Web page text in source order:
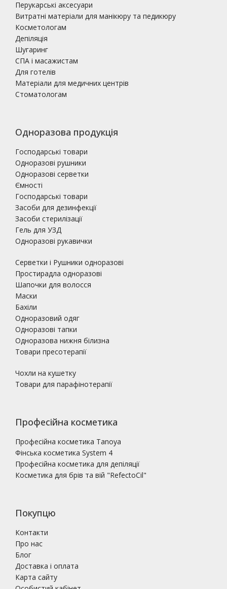
Перукарські аксесуари
Витратні матеріали для манікюру та педикюру
Косметологам
Депіляція
Шугаринг
СПА і масажистам
Для готелів
Матеріали для медичних центрів
Стоматологам
Одноразова продукція
Господарські товари
Одноразові рушники
Одноразові серветки
Ємності
Господарські товари
Засоби для дезинфекції
Засоби стерилізації
Гель для УЗД
Одноразові рукавички
Серветки і Рушники одноразові
Простирадла одноразові
Шапочки для волосся
Маски
Бахіли
Одноразовий одяг
Одноразові тапки
Одноразова нижня білизна
Товари пресотерапії
Чохли на кушетку
Товари для парафінотерапії
Професійна косметика
Професійна косметика Tanoya
Фінська косметика System 4
Професійна косметика для депіляції
Косметика для брів та вій "RefectoCil"
Покупцю
Контакти
Про нас
Блог
Доставка і оплата
Карта сайту